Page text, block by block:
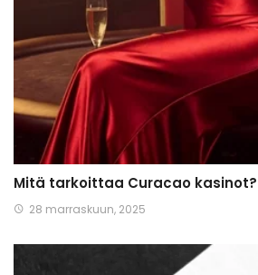
Mitä tarkoittaa Curacao kasinot?
28 marraskuun, 2025